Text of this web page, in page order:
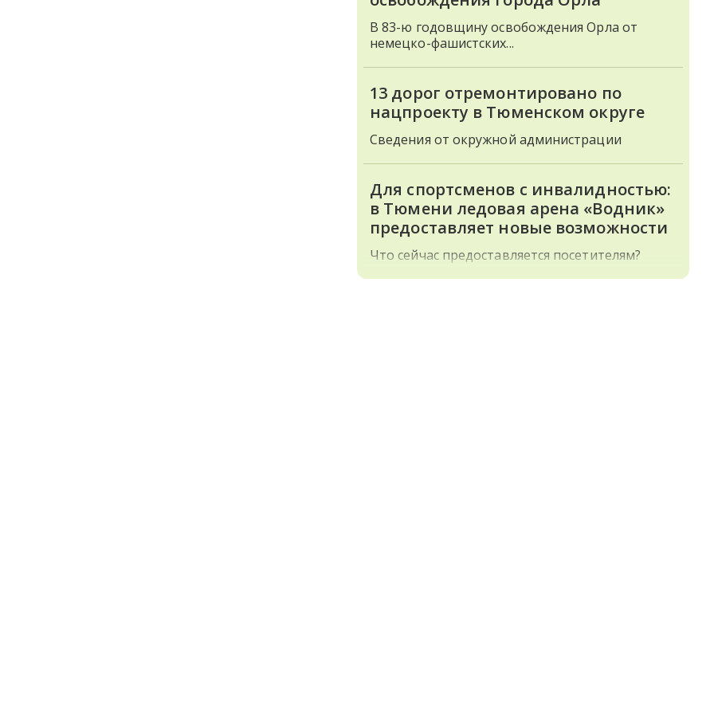
В 83-ю годовщину освобождения Орла от
немецко-фашистских...
13 дорог отремонтировано по
нацпроекту в Тюменском округе
Сведения от окружной администрации
Для спортсменов с инвалидностью:
в Тюмени ледовая арена «Водник»
предоставляет новые возможности
Что сейчас предоставляется посетителям?